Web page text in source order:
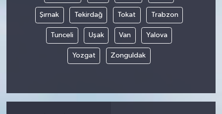
Şırnak Tekirdağ Tokat Trabzon
Tunceli Uşak Van Yalova
Yozgat Zonguldak